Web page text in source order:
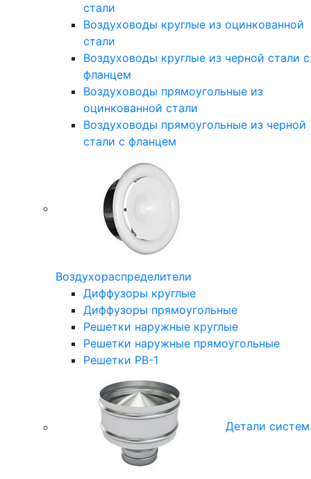
стали
Воздуховоды круглые из оцинкованной
стали
Воздуховоды круглые из черной стали с
фланцем
Воздуховоды прямоугольные из
оцинкованной стали
Воздуховоды прямоугольные из черной
стали с фланцем
Воздухораспределители
Диффузоры круглые
Диффузоры прямоугольные
Решетки наружные круглые
Решетки наружные прямоугольные
Решетки РВ-1
Детали систем